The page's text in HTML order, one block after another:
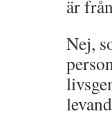
är
Nej,